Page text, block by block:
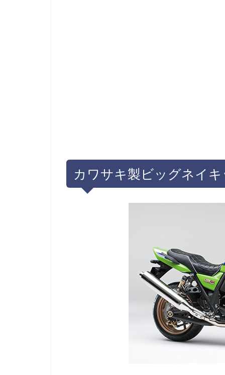
カワサキ製ビッグネイ